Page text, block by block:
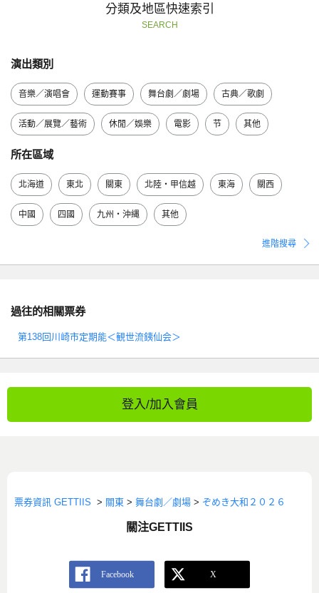
分類及地區快速索引
SEARCH
演出類別
音樂／演唱會 運動賽事 舞台劇／劇場 古典／歌劇
活動／展覽／藝術 休閒／娛樂 電影 节 其他
所在區域
北海道 東北 關東 北陸・甲信越 東海 關西
中國 四國 九州・沖縄 其他
進階搜尋
過往的相關票券
第138回川崎市定期能＜観世流銕仙会＞
登入/加入會員
票券資訊 GETTIIS > 關東 > 舞台劇／劇場 > ぞめき大和２０２６
關注GETTIIS